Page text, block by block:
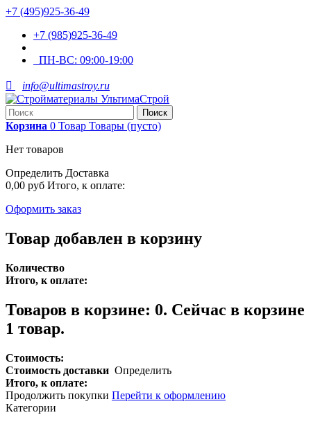
+7 (495)925-36-49
+7 (985)925-36-49
ПН-ВС: 09:00-19:00
 info@ultimastroy.ru
Поиск
Корзина 0 Товар Товары (пусто)
Нет товаров
Определить Доставка
0,00 руб Итого, к оплате:
Оформить заказ
Товар добавлен в корзину
Количество
Итого, к оплате:
Товаров в корзине: 0. Сейчас в корзине
1 товар.
Стоимость:
Стоимость доставки Определить
Итого, к оплате:
Продолжить покупки Перейти к оформлению
Категории